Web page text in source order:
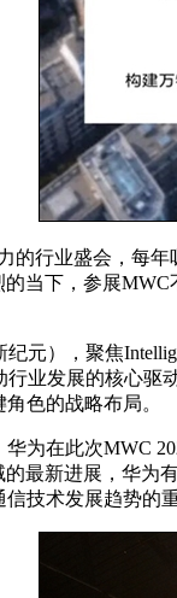
的行业盛会，每
当下，参展
元），聚焦
业发展的核心驱
色的战略布局。
为在此次MWC
最新进展，华为
技术发展趋势的重